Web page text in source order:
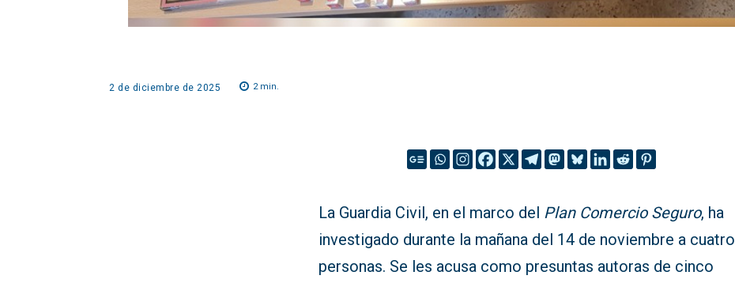
2 de diciembre de 2025 2min.
La Guardia Civil, en el marco del Plan Comercio Seguro, ha
investigado durante la mañana del 14 de noviembre a cuatro
personas. Se les acusa como presuntas autoras de cinco